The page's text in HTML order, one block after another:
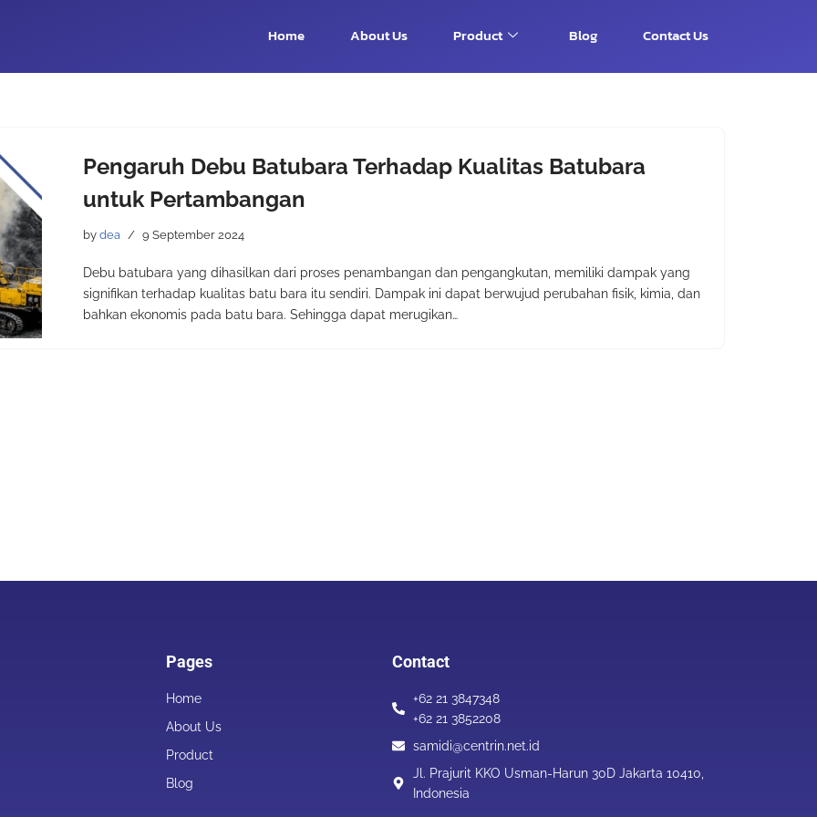
Home About Us Product Blog Contact Us
Pengaruh Debu Batubara Terhadap Kualitas Batubara
untuk Pertambangan
by dea 9 September 2024
Debu batubara yang dihasilkan dari proses penambangan dan pengangkutan, memiliki dampak yang
signifikan terhadap kualitas batu bara itu sendiri. Dampak ini dapat berwujud perubahan fisik, kimia, dan
bahkan ekonomis pada batu bara. Sehingga dapat merugikan…
Pages
Home
About Us
Product
Blog
Contact
+62 21 3847348
+62 21 3852208
samidi@centrin.net.id
Jl. Prajurit KKO Usman-Harun 30D Jakarta 10410,
Indonesia